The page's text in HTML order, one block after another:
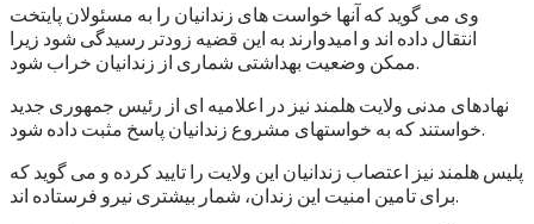
وی می گوید که آنها خواست های زندانیان را به مسئولان پایتخت
انتقال داده اند و امیدوارند به این قضیه زودتر رسیدگی شود زیرا
ممکن وضعیت بهداشتی شماری از زندانیان خراب شود.
نهادهای مدنی ولایت هلمند نیز در اعلامیه ای از رئیس جمهوری جدید
خواستند که به خواستهای مشروع زندانیان پاسخ مثبت داده شود.
پلیس هلمند نیز اعتصاب زندانیان این ولایت را تایید کرده و می گوید که
برای تامین امنیت این زندان، شمار بیشتری نیرو فرستاده اند.